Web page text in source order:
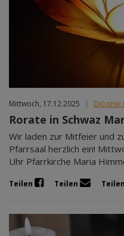
Mittwoch, 17.12.2025 | Diözese
Rorate in Schwaz
Wir laden zur Mitfeier und
Pfarrsaal herzlich ein!
Uhr Pfarrkirche Maria
Teilen Teilen Teilen